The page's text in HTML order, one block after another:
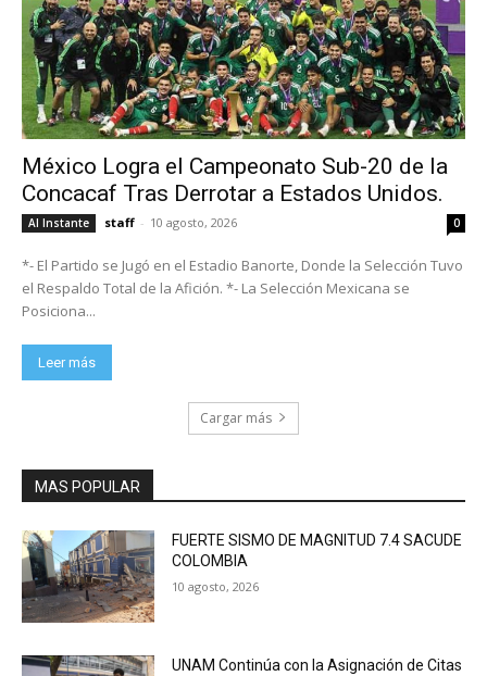
México Logra el Campeonato Sub-20 de la
Concacaf Tras Derrotar a Estados Unidos.
Al Instante staff - 10 agosto, 2026 0
*- El Partido se Jugó en el Estadio Banorte, Donde la Selección Tuvo
el Respaldo Total de la Afición. *- La Selección Mexicana se
Posiciona...
Leer más
Cargar más
MAS POPULAR
FUERTE SISMO DE MAGNITUD 7.4 SACUDE
COLOMBIA
10 agosto, 2026
UNAM Continúa con la Asignación de Citas